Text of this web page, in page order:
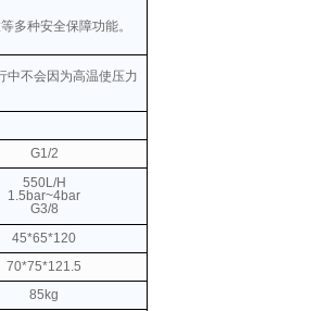
多种安全保障功能。
中不会因为高温使压力
G1/2
550L/H
1.5bar~4bar
G3/8
45*65*120
70*75*121.5
85kg